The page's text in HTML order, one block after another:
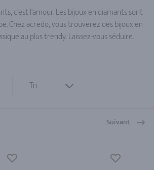
c'est l'amour. Les bijoux en diamants sont
Chez acredo, vous trouverez des bijoux en
au plus trendy. Laissez-vous séduire.
Tri
Suivant